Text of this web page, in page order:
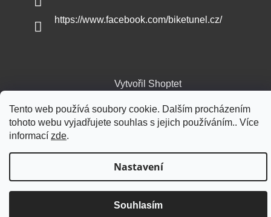
Tento web používá soubory cookie. Dalším procházením
tohoto webu vyjadřujete souhlas s jejich používáním.. Více
informací zde.
Nastavení
Souhlasím
https://www.facebook.com/biketunel.cz/
Vytvořil Shoptet
Copyright 2026Outdoor-sports.cz. Všechna práva vyhrazena.